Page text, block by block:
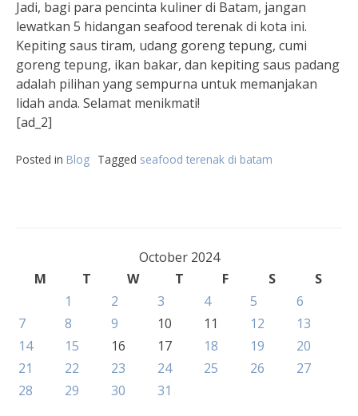
Jadi, bagi para pencinta kuliner di Batam, jangan
lewatkan 5 hidangan seafood terenak di kota ini.
Kepiting saus tiram, udang goreng tepung, cumi
goreng tepung, ikan bakar, dan kepiting saus padang
adalah pilihan yang sempurna untuk memanjakan
lidah anda. Selamat menikmati!
[ad_2]
Posted in Blog Tagged seafood terenak di batam
October 2024
M
T W T F S
S
1
2 3 4 5
6
7
8 9 10 11 12
13
14
15 16 17 18 19
20
21
22 23 24 25 26
27
28
29 30 31